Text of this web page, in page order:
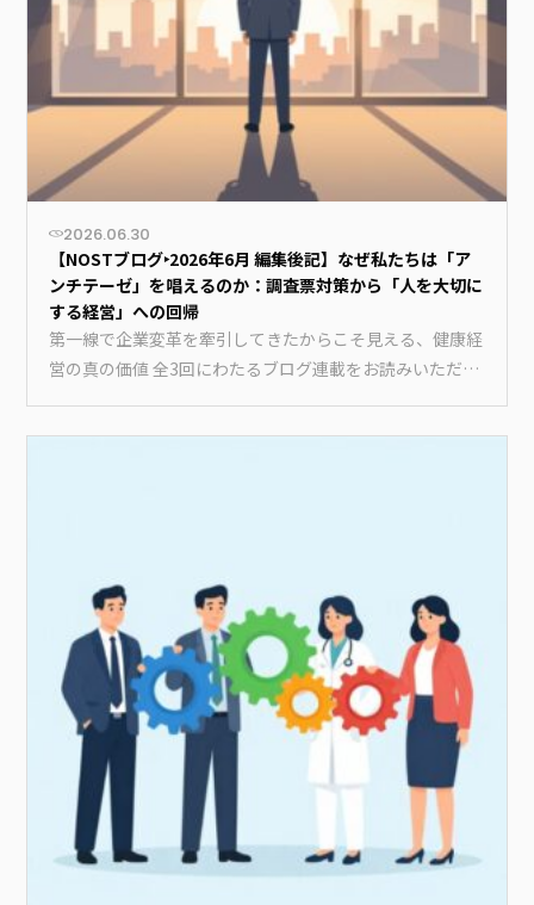
2026.06.30
【NOSTブログ‣2026年6月 編集後記】なぜ私たちは「ア
ンチテーゼ」を唱えるのか：調査票対策から「人を大切に
する経営」への回帰
第一線で企業変革を牽引してきたからこそ見える、健康経
営の真の価値 全3回にわたるブログ連載をお読みいただ